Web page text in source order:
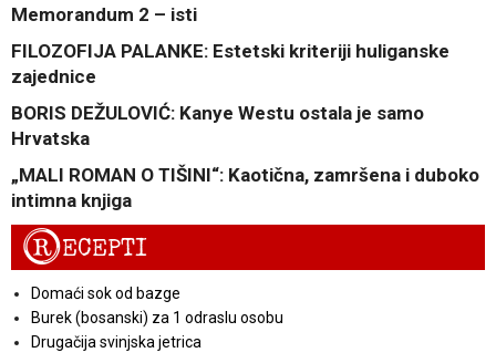
Memorandum 2 – isti
FILOZOFIJA PALANKE: Estetski kriteriji huliganske
zajednice
BORIS DEŽULOVIĆ: Kanye Westu ostala je samo
Hrvatska
„MALI ROMAN O TIŠINI“: Kaotična, zamršena i duboko
intimna knjiga
RECEPTI
Domaći sok od bazge
Burek (bosanski) za 1 odraslu osobu
Drugačija svinjska jetrica